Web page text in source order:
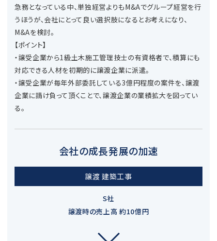
急務となっている中、単独経営よりもM&Aでグループ経営を行
うほうが、会社にとって良い選択肢になるとお考えになり、
M&Aを検討。
【ポイント】
・譲受企業から1級土木施工管理技士の有資格者で、積算にも
対応できる人材を初期的に譲渡企業に派遣。
・譲受企業が毎年外部委託している3億円程度の案件を、譲渡
企業に請け負って頂くことで、譲渡企業の業績拡大を図ってい
る。
会社の成長発展の加速
譲渡 建築工事
S社
譲渡時の売上高 約10億円